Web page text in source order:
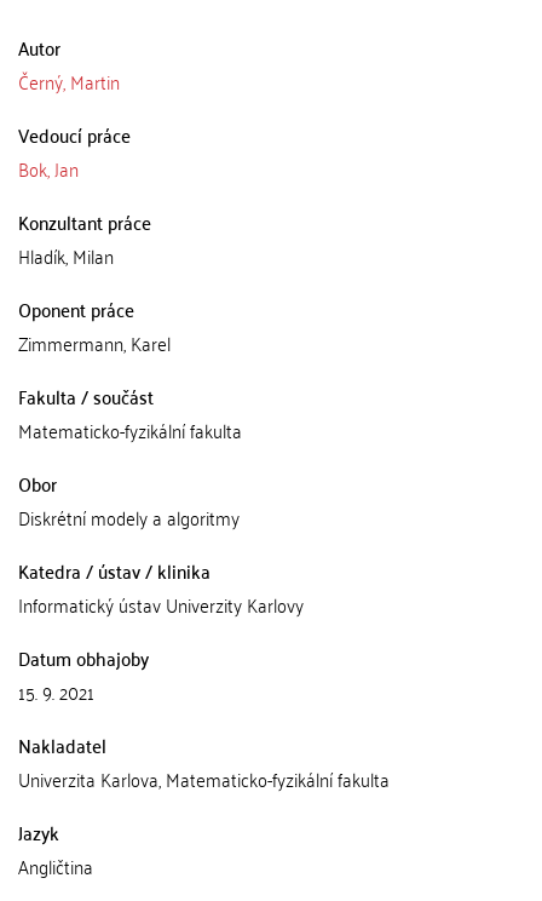
Autor
Černý, Martin
Vedoucí práce
Bok, Jan
Konzultant práce
Hladík, Milan
Oponent práce
Zimmermann, Karel
Fakulta / součást
Matematicko-fyzikální fakulta
Obor
Diskrétní modely a algoritmy
Katedra / ústav / klinika
Informatický ústav Univerzity Karlovy
Datum obhajoby
15. 9. 2021
Nakladatel
Univerzita Karlova, Matematicko-fyzikální fakulta
Jazyk
Angličtina